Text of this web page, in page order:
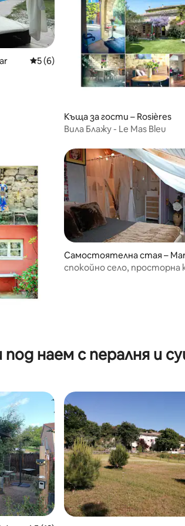
Средна оценка: 5 от 5, 6 отзива
5 (6)
Къща за гости – Rosières
Вила Блажу - Le Mas Bleu
Самостоятелна стая –
спокойно село, просторна
наем с пералня и